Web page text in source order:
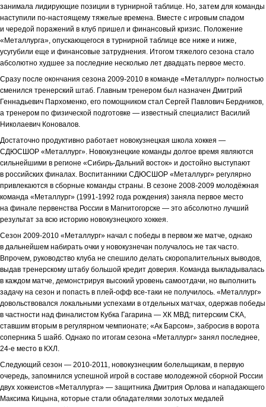
занимала лидирующие позиции в турнирной таблице. Но, затем для команды
наступили по-настоящему тяжелые времена. Вместе с игровым спадом
и чередой поражений в клуб пришел и финансовый кризис. Положение
«Металлурга», опускающегося в турнирной таблице все ниже и ниже,
усугубили еще и финансовые затруднения. Итогом тяжелого сезона стало
абсолютно худшее за последние несколько лет двадцать первое место.
Сразу после окончания сезона 2009-2010 в команде «Металлург» полностью
сменился тренерский штаб. Главным тренером был назначен Дмитрий
Геннадьевич Пархоменко, его помощником стал Сергей Павлович Бердников,
а тренером по физической подготовке — известный специалист Василий
Николаевич Коновалов.
Достаточно продуктивно работает новокузнецкая школа хоккея —
СДЮСШОР «Металлург». Новокузнецкие команды долгое время являются
сильнейшими в регионе «Сибирь-Дальний восток» и достойно выступают
в российских финалах. Воспитанники СДЮСШОР «Металлург» регулярно
привлекаются в сборные команды страны. В сезоне 2008-2009 молодёжная
команда «Металлург» (1991-1992 года рождения) заняла первое место
на финале первенства России в Магнитогорске — это абсолютно лучший
результат за всю историю новокузнецкого хоккея.
Сезон 2009-2010 «Металлург» начал с победы в первом же матче, однако
в дальнейшем набирать очки у новокузнечан получалось не так часто.
Впрочем, руководство клуба не спешило делать скоропалительных выводов,
выдав тренерскому штабу большой кредит доверия. Команда выкладывалась
в каждом матче, демонстрируя высокий уровень самоотдачи, но выполнить
задачу на сезон и попасть в плей-офф все-таки не получилось. «Металлург»
довольствовался локальными успехами в отдельных матчах, одержав победы
в частности над финалистом Кубка Гагарина — ХК МВД; питерским СКА,
ставшим вторым в регулярном чемпионате; «Ак Барсом», забросив в ворота
соперника 5 шайб. Однако по итогам сезона «Металлург» занял последнее,
24-е место в КХЛ.
Следующий сезон — 2010-2011, новокузнецким болельщикам, в первую
очередь, запомнился успешной игрой в составе молодежной сборной России
двух хоккеистов «Металлурга» — защитника Дмитрия Орлова и нападающего
Максима Кицына, которые стали обладателями золотых медалей